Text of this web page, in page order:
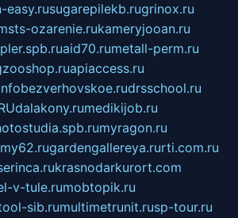
easy.rusugarepilekb.rugrinox.ru
ozarenie.rukameryjooan.ru
aid70.rumetall-perm.ru
apiaccess.ru
bezverhovskoe.rudrsschool.ru
dalakony.rumedikijob.ru
myragon.ru
gardengallereya.rurti.com.ru
krasnodarkurort.com
v-tule.rumobtopik.ru
sib.rumultimetrunit.rusp-tour.ru